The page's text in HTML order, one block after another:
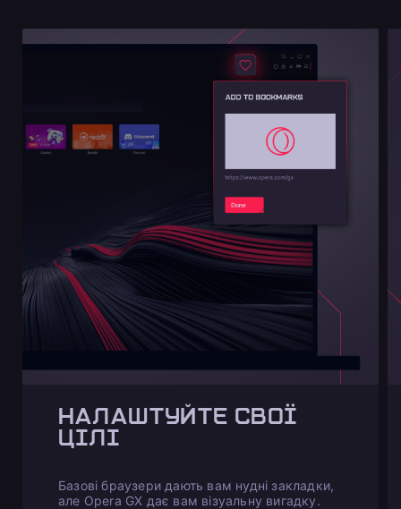
НАЛАШТУЙТЕ СВОЇ
ЦІЛІ
Базові браузери дають вам нудні закладки,
але Opera GX дає вам візуальну вигадку.